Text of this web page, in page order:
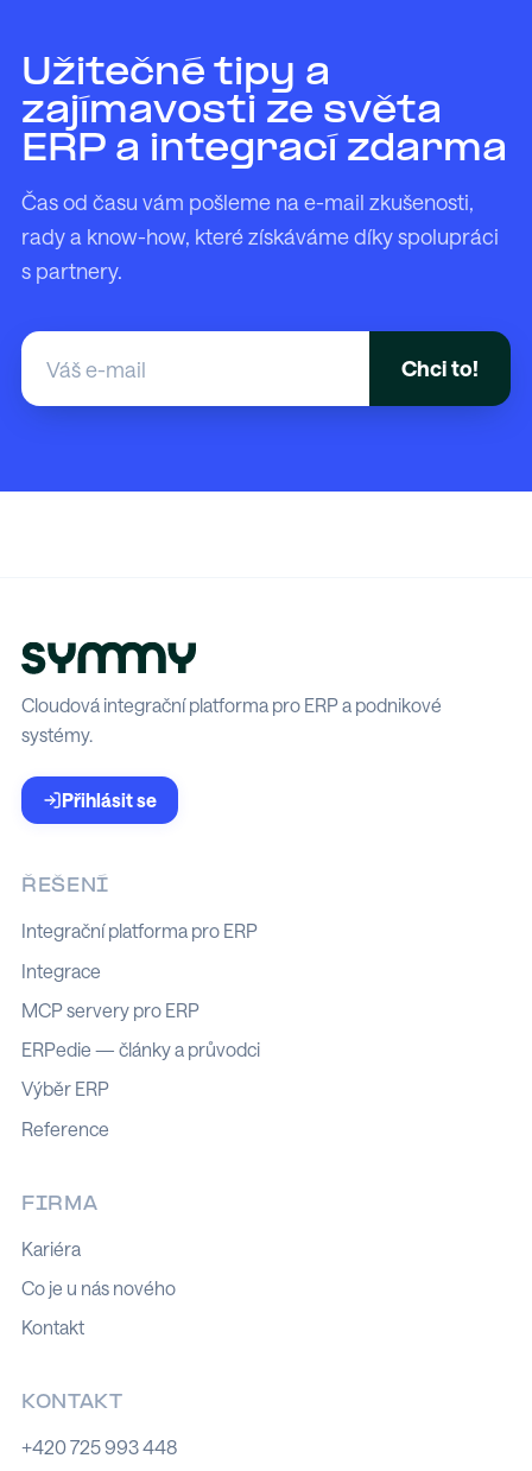
Užitečné tipy a
zajímavosti ze světa
ERP a integrací zdarma
Čas od času vám pošleme na e-mail zkušenosti,
rady a know-how, které získáváme díky spolupráci
s partnery.
Cloudová integrační platforma pro ERP a podnikové
systémy.
Přihlásit se
ŘEŠENÍ
Integrační platforma pro ERP
Integrace
MCP servery pro ERP
ERPedie — články a průvodci
Výběr ERP
Reference
FIRMA
Kariéra
Co je u nás nového
Kontakt
KONTAKT
+420 725 993 448